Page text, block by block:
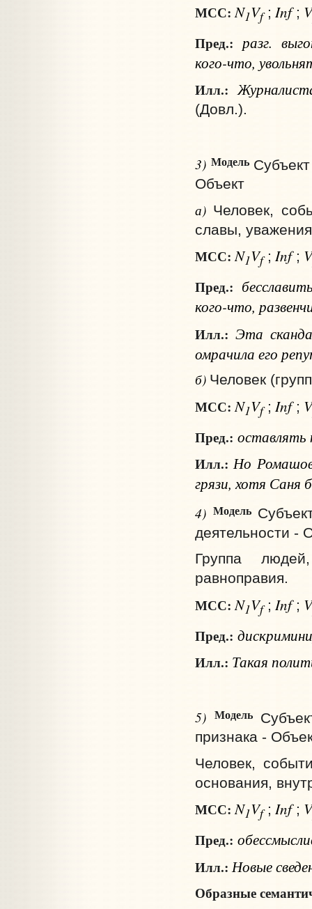
МСС: N1Vf; Inf; V
Пред.: разг.
кого-что,
Илл.:
(Довл.).
3) Модель
Объект
а) Человек,
славы,
МСС: N1Vf; Inf; V
Пред.:
кого-что,
Илл.: Эта
омрачила его
б) Человек
МСС: N1Vf; Inf; V
Пред.: оставлять
Илл.: Но Ромашов
грязи, хотя Саня
4) Модель
деятельности -
Группа
равноправия.
МСС: N1Vf; Inf; V
Пред.:
Илл.: Такая
5) Модель
признака -
Человек,
основания,
МСС: N1Vf; Inf; V
Пред.:
Илл.: Новые
Образные